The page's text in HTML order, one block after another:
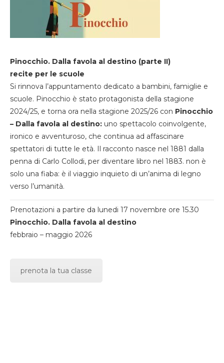
Pinocchio. Dalla favola al destino (parte II)
recite per le scuole
Si rinnova l’appuntamento dedicato a bambini, famiglie e
scuole. Pinocchio è stato protagonista della stagione
2024/25, e torna ora nella stagione 2025/26 con Pinocchio
– Dalla favola al destino: uno spettacolo coinvolgente,
ironico e avventuroso, che continua ad affascinare
spettatori di tutte le età. Il racconto nasce nel 1881 dalla
penna di Carlo Collodi, per diventare libro nel 1883. non è
solo una fiaba: è il viaggio inquieto di un’anima di legno
verso l’umanità.
Prenotazioni a partire da lunedi 17 novembre ore 15.30
Pinocchio. Dalla favola al destino
febbraio – maggio 2026
prenota la tua classe